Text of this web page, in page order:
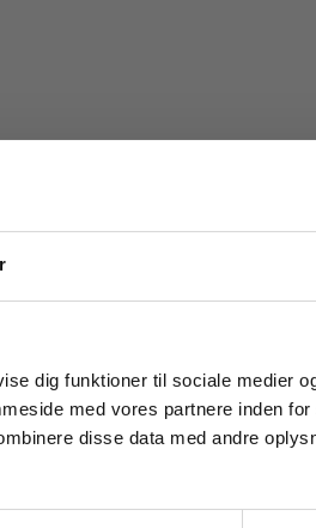
dig funktioner til sociale medier
med vores partnere inden for
disse data med andre
Tilgå dine